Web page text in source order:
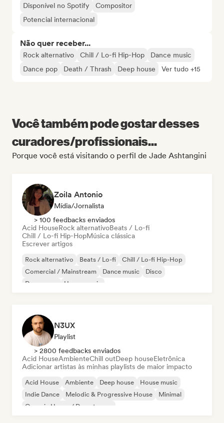
Disponível no Spotify
Compositor
Potencial internacional
Não quer receber...
Rock alternativo Chill / Lo-fi Hip-Hop
Dance music
Dance pop
Death / Thrash Deep house Ver tudo +15
Você também pode gostar desses
curadores/profissionais...
Porque você está visitando o perfil de Jade Ashtangini
Zoila Antonio
Mídia/Jornalista
> 100 feedbacks enviados
Acid HouseRock alternativoBeats / Lo-fi
Chill / Lo-fi Hip-HopMúsica clássica
Escrever artigos
Rock alternativo Beats / Lo-fi
Chill / Lo-fi Hip-Hop
Comercial / Mainstream
Dance music
Disco
Dream pop
House music
N3UX
Playlist
> 2800 feedbacks enviados
Acid HouseAmbienteChill outDeep houseEletrônica
Adicionar artistas às minhas playlists de maior impacto
Acid House Ambiente Deep house
House music
Indie Dance
Melodic & Progressive House
Minimal
Organic House / Downtempo